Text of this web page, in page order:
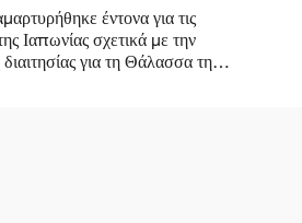
έντονα για τις
Ιαπωνίας σχετικά με την
για τη Θάλασσα της